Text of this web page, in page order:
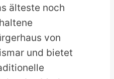
älteste noch
von
und bietet